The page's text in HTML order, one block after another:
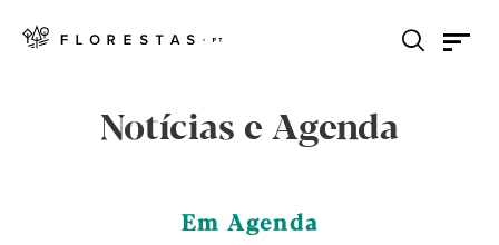
Notícias e Agenda
Em Agenda